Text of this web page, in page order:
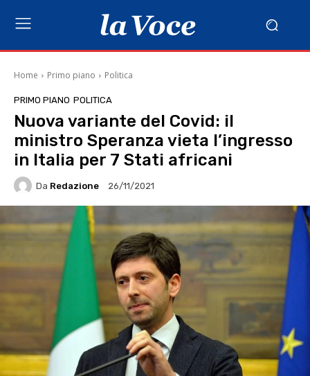
Home Primo piano Politica
PRIMO PIANO POLITICA
Nuova variante del Covid: il
ministro Speranza vieta l’ingresso
in Italia per 7 Stati africani
Da Redazione 26/11/2021